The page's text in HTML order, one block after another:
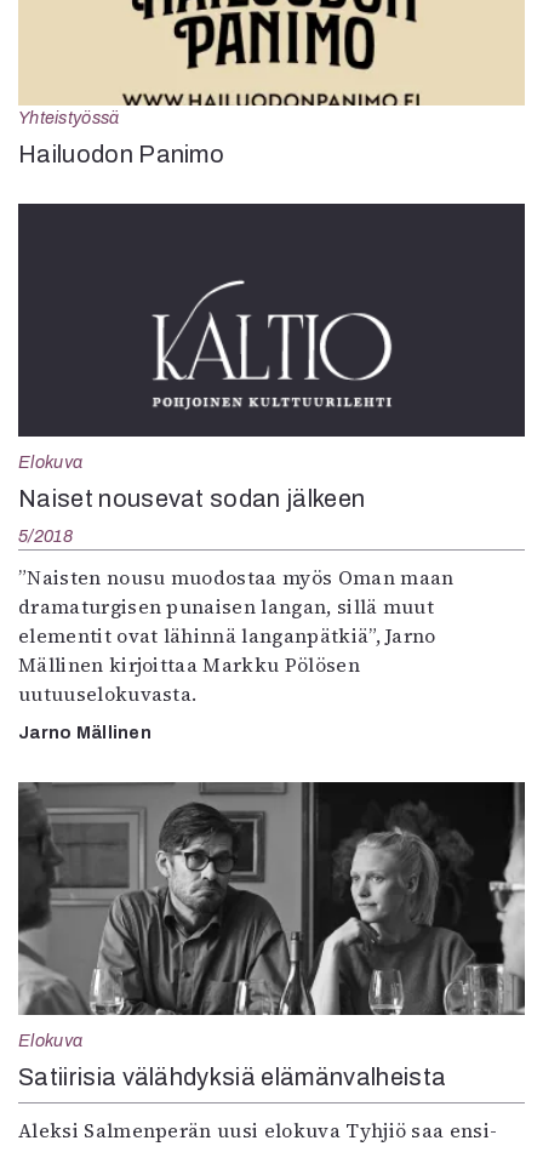
Yhteistyössä
Hailuodon Panimo
Elokuva
Naiset nousevat sodan jälkeen
5/2018
”Naisten nousu muodostaa myös Oman maan
dramaturgisen punaisen langan, sillä muut
elementit ovat lähinnä langanpätkiä”, Jarno
Mällinen kirjoittaa Markku Pölösen
uutuuselokuvasta.
Jarno Mällinen
Elokuva
Satiirisia välähdyksiä elämänvalheista
Aleksi Salmenperän uusi elokuva Tyhjiö saa ensi-